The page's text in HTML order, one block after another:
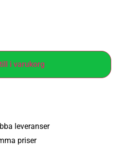
i varukorg
leveranser
priser